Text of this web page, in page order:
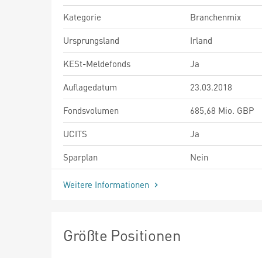
Kategorie
Branchenmix
Ursprungsland
Irland
KESt-Meldefonds
Ja
Auflagedatum
23.03.2018
Fondsvolumen
685,68 Mio. GBP
UCITS
Ja
Sparplan
Nein
Weitere Informationen
Größte Positionen